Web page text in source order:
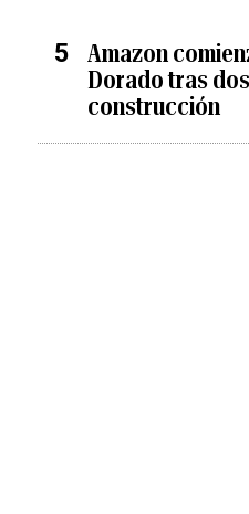
Amazon
Dorado tras
construcción